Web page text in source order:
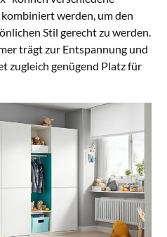
werden, um den
Stil gerecht zu werden.
trägt zur Entspannung und
zugleich genügend Platz für